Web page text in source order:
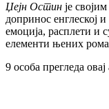
Џејн Остин је
допринос енглеској
емоција, расплети и
елементи њених
9 особа прегледа